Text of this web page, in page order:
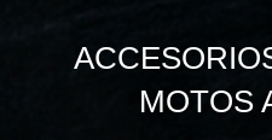
MOTOS